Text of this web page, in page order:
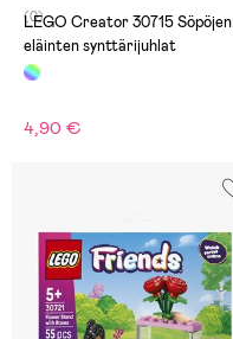
(0)
LEGO Creator 30715 Söpöjen
eläinten synttärijuhlat
4,90 €